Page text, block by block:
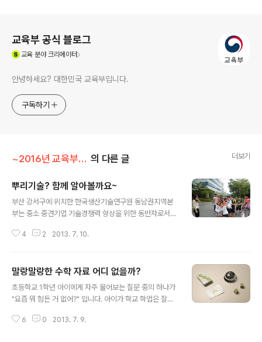
교육부 공식 블로그
교육분야 크리에이터
안녕하세요? 대한민국 교육부입니다.
구독하기
~2016년 교육부 이야기/부모의 지혜 나눔 의 다른 글 더보기
뿌리기술? 함께 알아볼까요~
부산 강서구에 위치한 한국생산기술연구원 동남권지역본
부는 중소 중견기업 기술경쟁력 향상을 위한 동반자로서의
운영하고 있습니다. 해피클래스는 우리 생활과 밀접한 관
이 다소 생소하게 들리시겠지만, 알고보면 '아~~~!! 하면
서 이게 뿌리기술이구나' 하실거에요. 알것 같기도 하고, 알
쏭달쏭한 뿌리기술에 대해 간단히 설명을 드리겠습니다.
드는 기초적인 기술을 말합니다. 이 뿌리기술의 수준에 따
4 2 2013. 7. 10.
말랑말랑한 수학 자료 어디 없을까?
초등학교 1학년 아이에게 자주 물어보는 질문 중의 하나가
"요즘 뭐 힘든 거 없어?" 입니다. 아이가 학교 학업은 잘하
마음이죠. 지난주 질문에서 아이의 대답은 '수학이 좀 어렵
6 0 2013. 7. 9.